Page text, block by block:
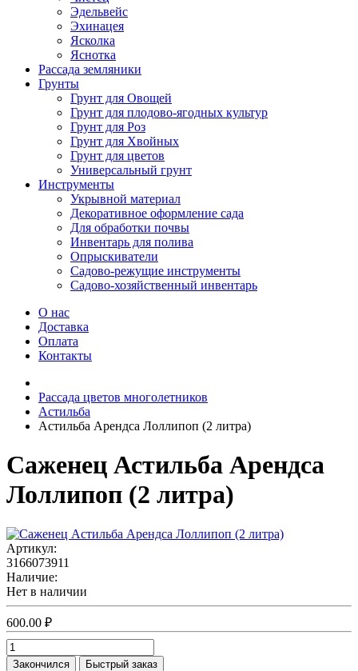
Эдельвейс
Эхинацея
Ясколка
Яснотка
Рассада земляники
Грунты
Грунт для Овощей
Грунт для плодово-ягодных культур
Грунт для Роз
Грунт для Хвойных
Грунт для цветов
Универсальный грунт
Инструменты
Укрывной материал
Декоративное оформление сада
Для обработки почвы
Инвентарь для полива
Опрыскиватели
Садово-режущие инструменты
Садово-хозяйственный инвентарь
О нас
Доставка
Оплата
Контакты
Рассада цветов многолетников
Астильба
Астильба Арендса Лоллипоп (2 литра)
Саженец Астильба Арендса
Лоллипоп (2 литра)
Артикул:
3166073911
Наличие:
Нет в наличии
600.00 ₽
Закончился Быстрый заказ